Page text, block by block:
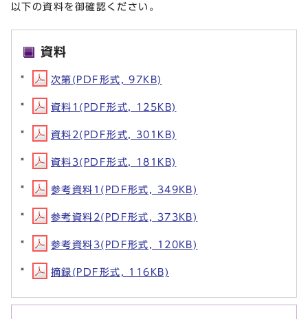
以下の資料を御確認ください。
資料
次第(PDF形式, 97KB)
資料1(PDF形式, 125KB)
資料2(PDF形式, 301KB)
資料3(PDF形式, 181KB)
参考資料1(PDF形式, 349KB)
参考資料2(PDF形式, 373KB)
参考資料3(PDF形式, 120KB)
摘録(PDF形式, 116KB)